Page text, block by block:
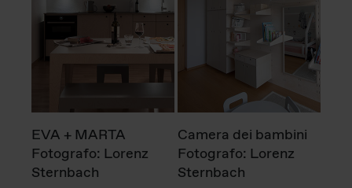
EVA + MARTA
Fotografo: Lorenz
Sternbach
Camera dei bambini
Fotografo: Lorenz
Sternbach